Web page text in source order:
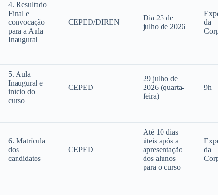
4. Resultado
Final e
convocação
para a Aula
Inaugural
CEPED/DIREN
Dia 23 de
julho de 2026
da
5. Aula
Inaugural e
início do
curso
CEPED
29 julho de
2026 (quarta-
feira)
9h
6. Matrícula
dos
candidatos
CEPED
Até 10 dias
úteis após a
apresentação
dos alunos
para o curso
da